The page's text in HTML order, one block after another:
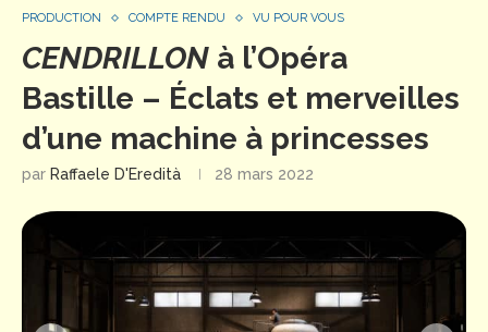
PRODUCTION COMPTE RENDU VU POUR VOUS
CENDRILLON à l’Opéra
Bastille – Éclats et merveilles
d’une machine à princesses
par Raffaele D'Eredità 28 mars 2022